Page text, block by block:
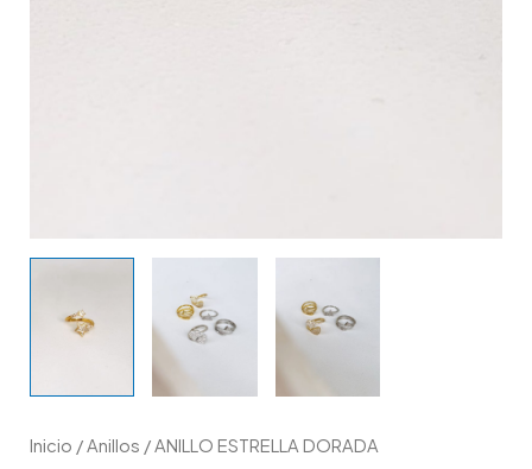
Inicio / Anillos / ANILLO ESTRELLA DORADA